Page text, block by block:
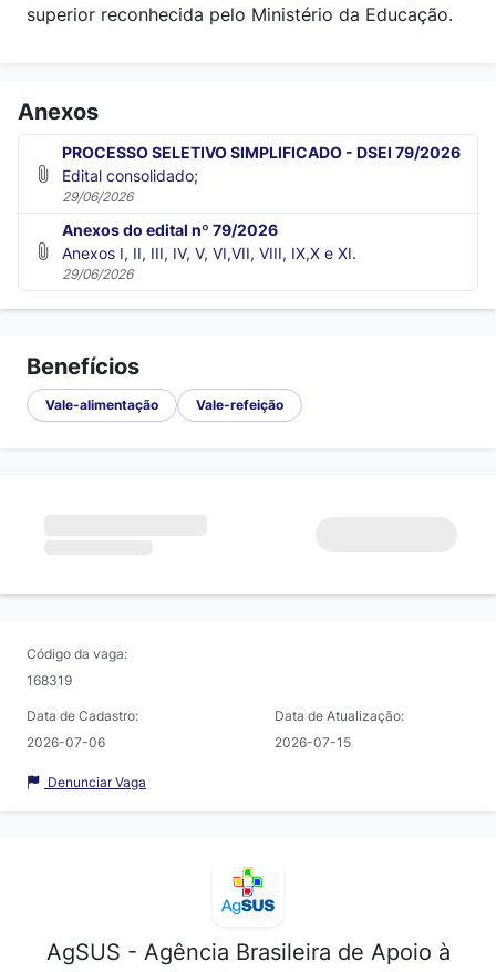
superior reconhecida pelo Ministério da Educação.
Anexos
PROCESSO SELETIVO SIMPLIFICADO - DSEI 79/2026
Edital consolidado;
29/06/2026
Anexos do edital nº 79/2026
Anexos I, II, III, IV, V, VI,VII, VIII, IX,X e XI.
29/06/2026
Benefícios
Vale-alimentação Vale-refeição
Código da vaga:
168319
Data de Cadastro:
2026-07-06
Data de Atualização:
2026-07-15
Denunciar Vaga
AgSUS - Agência Brasileira de Apoio à